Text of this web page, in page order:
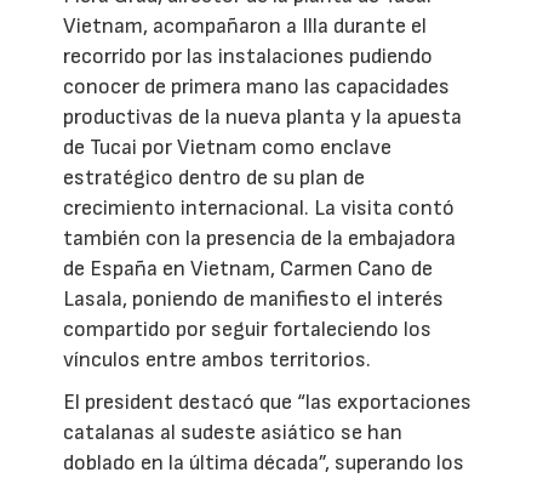
Vietnam, acompañaron a Illa durante el
recorrido por las instalaciones pudiendo
conocer de primera mano las capacidades
productivas de la nueva planta y la apuesta
de Tucai por Vietnam como enclave
estratégico dentro de su plan de
crecimiento internacional. La visita contó
también con la presencia de la embajadora
de España en Vietnam, Carmen Cano de
Lasala, poniendo de manifiesto el interés
compartido por seguir fortaleciendo los
vínculos entre ambos territorios.
El president destacó que “las exportaciones
catalanas al sudeste asiático se han
doblado en la última década”, superando los